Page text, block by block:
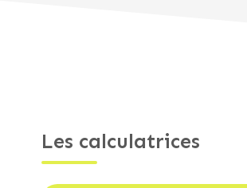
Les calculatrices